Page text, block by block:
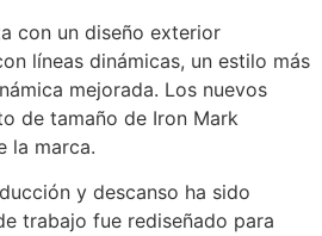
con un diseño exterior
líneas dinámicas, un estilo más
mejorada. Los nuevos
de tamaño de Iron Mark
la marca.
y descanso ha sido
trabajo fue rediseñado para